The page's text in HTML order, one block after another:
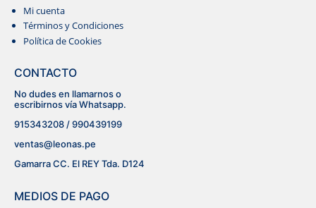
POLOS
Mi cuenta
Términos y Condiciones
Política de Cookies
CONTACTO
No dudes en llamarnos o
escribirnos vía Whatsapp.
915343208 / 990439199
ventas@leonas.pe
Gamarra CC. El REY Tda. D124
MEDIOS DE PAGO